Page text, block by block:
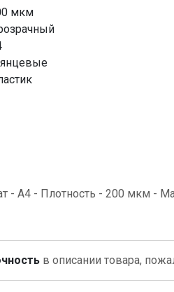
мкм
- А4 - Плотность - 200 мкм -
в описании товара,